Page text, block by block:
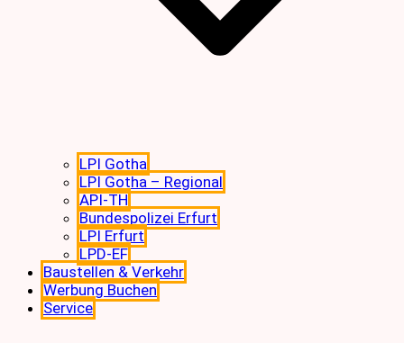
LPI Gotha
LPI Gotha – Regional
API-TH
Bundespolizei Erfurt
LPI Erfurt
LPD-EF
Baustellen & Verkehr
Werbung Buchen
Service